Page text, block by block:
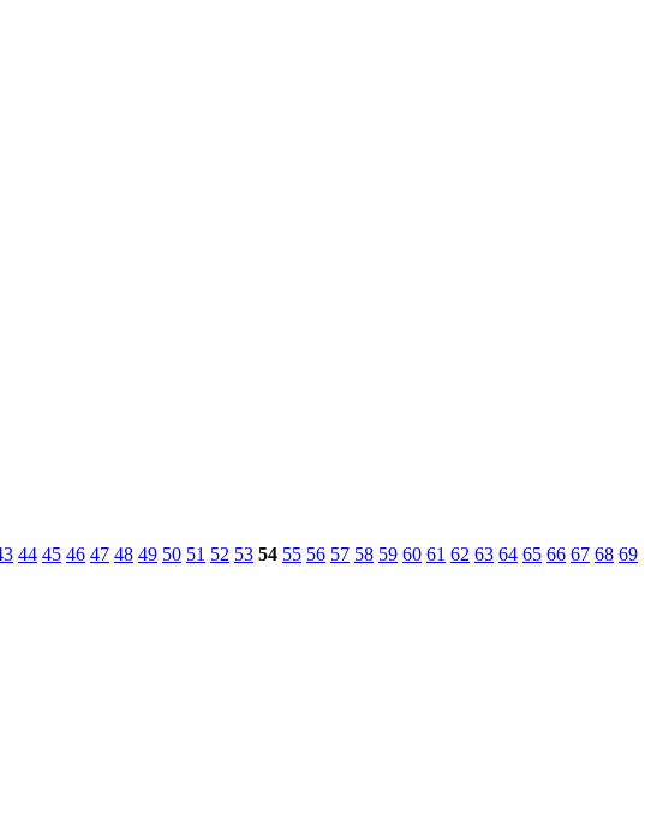
44 45 46 47 48 49 50 51 52 53 54 55 56 57 58 59 60 61 62 63 64 65 66 67 68 69